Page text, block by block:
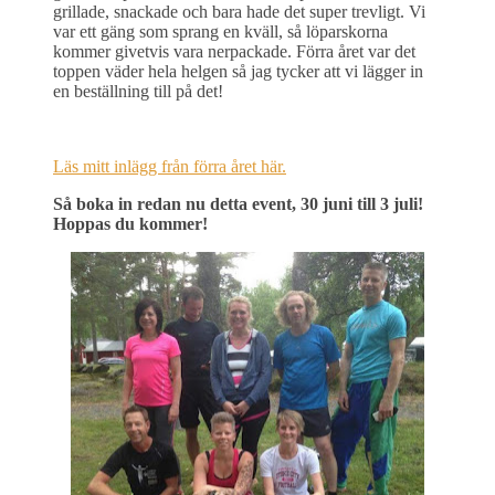
grillade, snackade och bara hade det super trevligt. Vi
var ett gäng som sprang en kväll, så löparskorna
kommer givetvis vara nerpackade. Förra året var det
toppen väder hela helgen så jag tycker att vi lägger in
en beställning till på det!
Läs mitt inlägg från förra året här.
Så boka in redan nu detta event, 30 juni till 3 juli!
Hoppas du kommer!